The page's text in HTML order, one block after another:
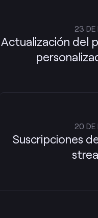
23 DE
Actualización del
20 DE
Suscripciones